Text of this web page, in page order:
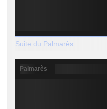
Suite du Palmarès
Palmarès